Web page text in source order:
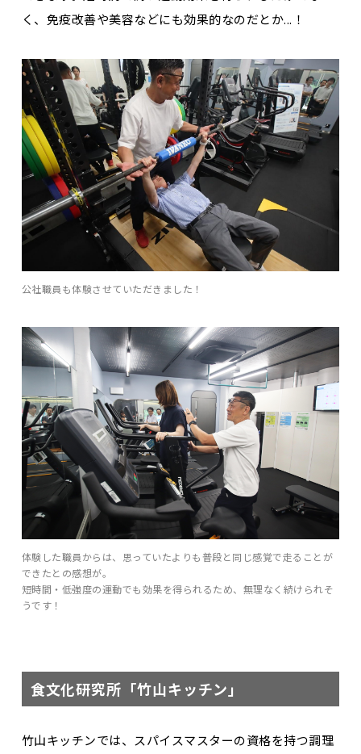
く、免疫改善や美容などにも効果的なのだとか...！
公社職員も体験させていただきました！
体験した職員からは、思っていたよりも普段と同じ感覚で走ることが
できたとの感想が。
短時間・低強度の運動でも効果を得られるため、無理なく続けられそ
うです！
食文化研究所「竹山キッチン」
竹山キッチンでは、スパイスマスターの資格を持つ調理